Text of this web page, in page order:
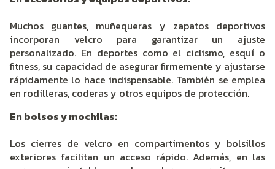
Muchos guantes, muñequeras y zapatos deportivos
incorporan velcro para garantizar un ajuste
personalizado. En deportes como el ciclismo, esquí o
fitness, su capacidad de asegurar firmemente y ajustarse
rápidamente lo hace indispensable. También se emplea
en rodilleras, coderas y otros equipos de protección.
En bolsos y mochilas:
Los cierres de velcro en compartimentos y bolsillos
exteriores facilitan un acceso rápido. Además, en las